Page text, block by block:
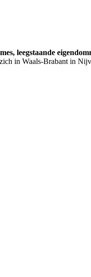
leegstaande
in Waals-Brabant in